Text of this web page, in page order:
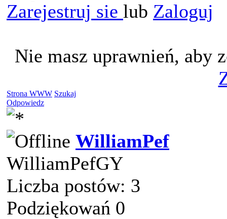
Zarejestruj sie lub Zaloguj
Nie masz uprawnień, aby
Strona WWW Szukaj
Odpowiedz
WilliamPef
WilliamPefGY
Liczba postów: 3
Podziękowań 0